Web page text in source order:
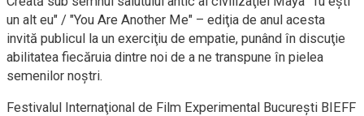
un alt eu" / "You Are Another Me" – ediţia de anul acesta
invită publicul la un exerciţiu de empatie, punând în discuţie
abilitatea fiecăruia dintre noi de a ne transpune în pielea
semenilor noştri.
Festivalul Internaţional de Film Experimental Bucureşti BIEFF